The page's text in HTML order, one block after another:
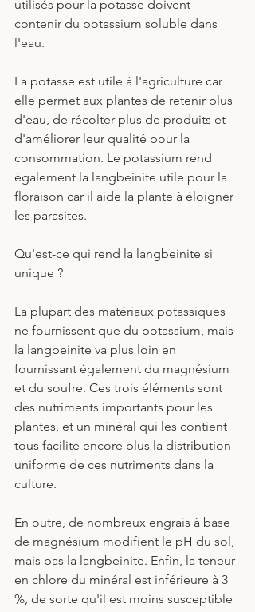
utilisés pour la potasse doivent
contenir du potassium soluble dans
l'eau.
La potasse est utile à l'agriculture car
elle permet aux plantes de retenir plus
d'eau, de récolter plus de produits et
d'améliorer leur qualité pour la
consommation. Le potassium rend
également la langbeinite utile pour la
floraison car il aide la plante à éloigner
les parasites.
Qu'est-ce qui rend la langbeinite si
unique ?
La plupart des matériaux potassiques
ne fournissent que du potassium, mais
la langbeinite va plus loin en
fournissant également du magnésium
et du soufre. Ces trois éléments sont
des nutriments importants pour les
plantes, et un minéral qui les contient
tous facilite encore plus la distribution
uniforme de ces nutriments dans la
culture.
En outre, de nombreux engrais à base
de magnésium modifient le pH du sol,
mais pas la langbeinite. Enfin, la teneur
en chlore du minéral est inférieure à 3
%, de sorte qu'il est moins susceptible